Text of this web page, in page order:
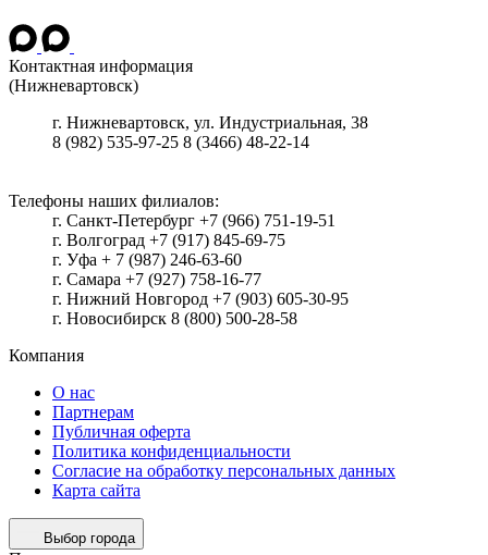
Контактная информация
(Нижневартовск)
г. Нижневартовск, ул. Индустриальная, 38
8 (982) 535-97-25 8 (3466) 48-22-14
Телефоны наших филиалов:
г. Санкт-Петербург +7 (966) 751-19-51
г. Волгоград +7 (917) 845-69-75
г. Уфа + 7 (987) 246-63-60
г. Самара +7 (927) 758-16-77
г. Нижний Новгород +7 (903) 605-30-95
г. Новосибирск 8 (800) 500-28-58
Компания
О нас
Партнерам
Публичная оферта
Политика конфиденциальности
Согласие на обработку персональных данных
Карта сайта
Выбор города